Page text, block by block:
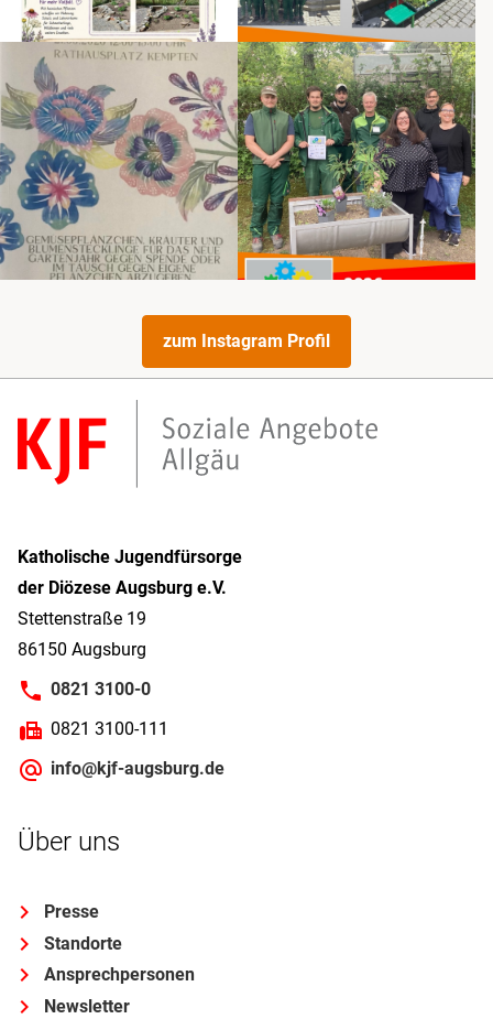
zum Instagram Profil
Katholische Jugendfürsorge
der Diözese Augsburg e.V.
Stettenstraße 19
86150 Augsburg
0821 3100-0
0821 3100-111
info@kjf-augsburg.de
Über uns
Presse
Standorte
Ansprechpersonen
Newsletter